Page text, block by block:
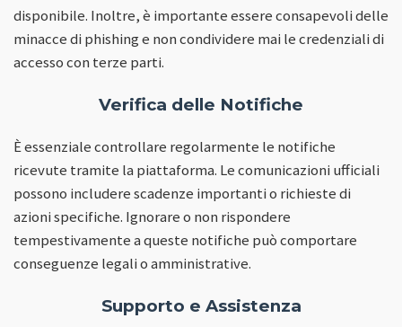
disponibile. Inoltre, è importante essere consapevoli delle
minacce di phishing e non condividere mai le credenziali di
accesso con terze parti.
Verifica delle Notifiche
È essenziale controllare regolarmente le notifiche
ricevute tramite la piattaforma. Le comunicazioni ufficiali
possono includere scadenze importanti o richieste di
azioni specifiche. Ignorare o non rispondere
tempestivamente a queste notifiche può comportare
conseguenze legali o amministrative.
Supporto e Assistenza